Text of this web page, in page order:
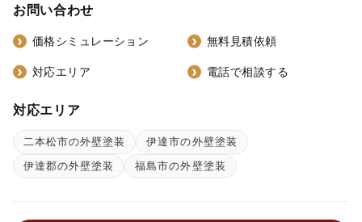
お問い合わせ
価格シミュレーション 無料見積依頼
対応エリア 電話で相談する
対応エリア
二本松市の外壁塗装
伊達市の外壁塗装
伊達郡の外壁塗装
福島市の外壁塗装